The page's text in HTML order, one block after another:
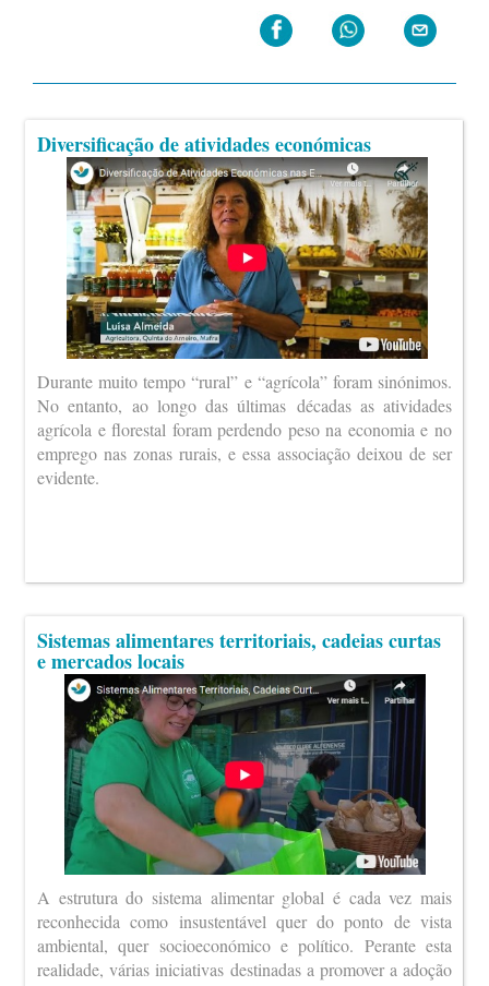
Diversificação de atividades económicas
Durante muito tempo “rural” e “agrícola” foram sinónimos.
No entanto, ao longo das últimas décadas as atividades
agrícola e florestal foram perdendo peso na economia e no
emprego nas zonas rurais, e essa associação deixou de ser
evidente.
Sistemas alimentares territoriais, cadeias curtas
e mercados locais
A estrutura do sistema alimentar global é cada vez mais
reconhecida como insustentável quer do ponto de vista
ambiental, quer socioeconómico e político. Perante esta
realidade, várias iniciativas destinadas a promover a adoção